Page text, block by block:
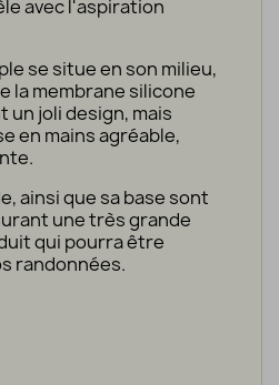
avec l'aspiration
se situe en son milieu,
la membrane silicone
un joli design, mais
en mains agréable,
ainsi que sa base sont
une très grande
qui pourra être
randonnées.